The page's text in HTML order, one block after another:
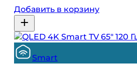
Добавить в корзину
Smart